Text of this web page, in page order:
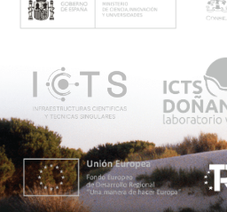
n
ú
p
r
i
n
c